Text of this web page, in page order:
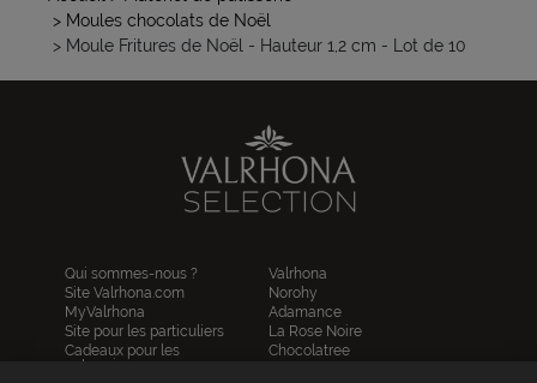
> Moules chocolats de Noël
> Moule Fritures de Noël - Hauteur 1,2 cm - Lot de 10
Qui sommes-nous ?
Site Valrhona.com
MyValrhona
Site pour les particuliers
Cadeaux pour les
entreprises
Valrhona
Norohy
Adamance
La Rose Noire
Chocolatree